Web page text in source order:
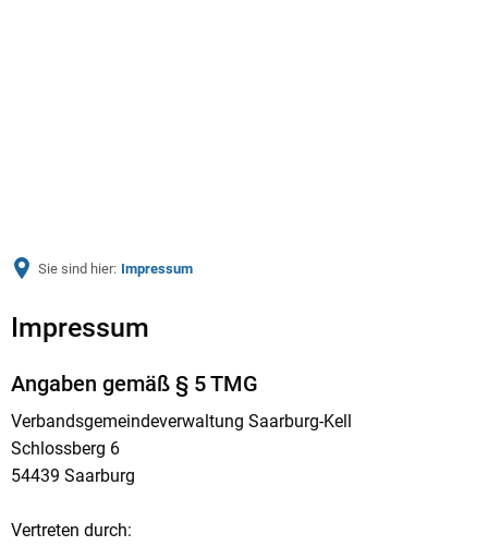
Sie sind hier: Impressum
Impressum
Impressum
Angaben gemäß § 5 TMG
Verbandsgemeindeverwaltung Saarburg-Kell
Schlossberg 6
54439 Saarburg
Vertreten durch: